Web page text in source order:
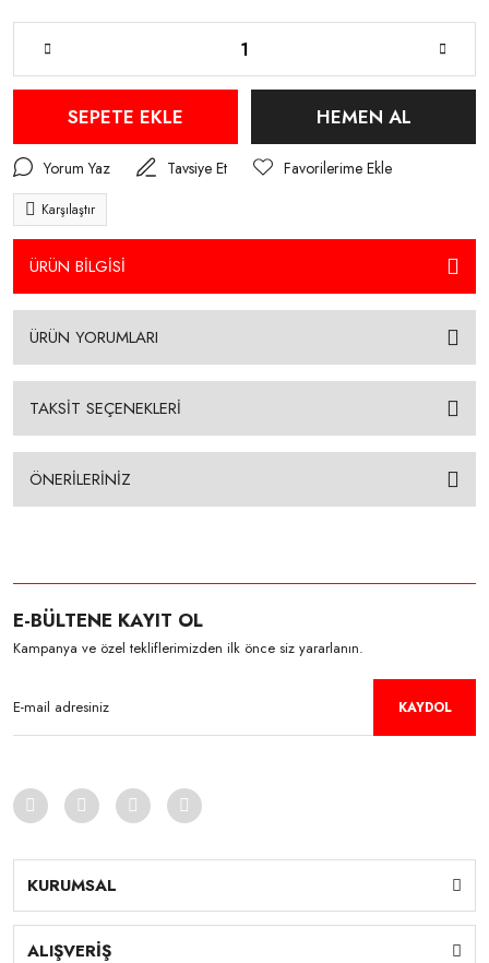
SEPETE EKLE HEMEN AL
Yorum Yaz Tavsiye Et
Karşılaştır
ÜRÜN BİLGİSİ
ÜRÜN YORUMLARI
TAKSİT SEÇENEKLERİ
ÖNERİLERİNİZ
E-BÜLTENE KAYIT OL
Kampanya ve özel tekliflerimizden ilk önce siz yararlanın.
KAYDOL
KURUMSAL
ALIŞVERİŞ